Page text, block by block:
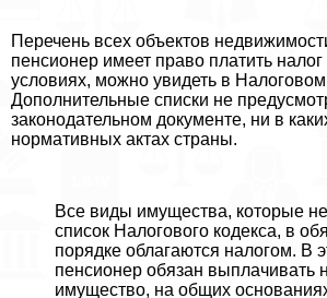
Перечень всех объектов
пенсионер имеет право платить
условиях, можно увидеть в
Дополнительные списки не
законодательном документе, ни в
нормативных актах страны.
Все виды имущества, которые
список Налогового кодекса, в
порядке облагаются налогом. В
пенсионер обязан выплачивать
имущество, на общих